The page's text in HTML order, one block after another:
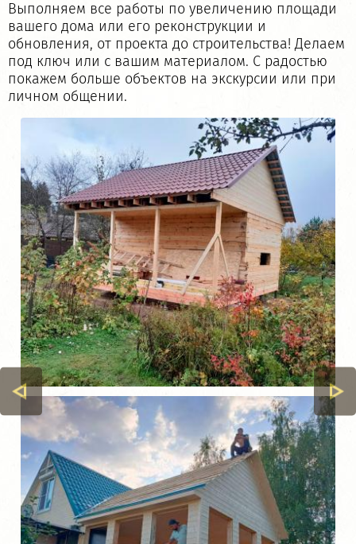
Выполняем все работы по увеличению площади
вашего дома или его реконструкции и
обновления, от проекта до строительства! Делаем
под ключ или с вашим материалом. С радостью
покажем больше объектов на экскурсии или при
личном общении.